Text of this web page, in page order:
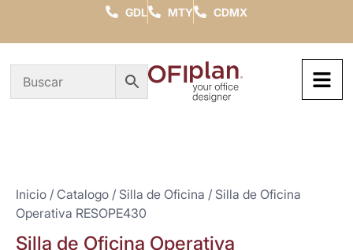
GDL MTY CDMX
Inicio / Catalogo / Silla de Oficina / Silla de Oficina
Operativa RESOPE430
Silla de Oficina Operativa